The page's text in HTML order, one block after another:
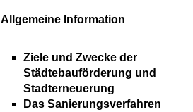
Allgemeine Information
Ziele und Zwecke der
Städtebauförderung und
Stadterneuerung
Das Sanierungsverfahren